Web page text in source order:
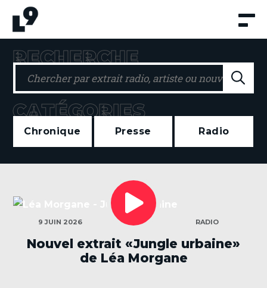
contenu
9 JUIN 2026
LECTEUR
AUDIO
CATÉGORIES
RADIO
Nouvel extrait «Jungle urbaine»
de Léa Morgane
RECHERCHE
CATÉGORIES
Chronique Presse Radio